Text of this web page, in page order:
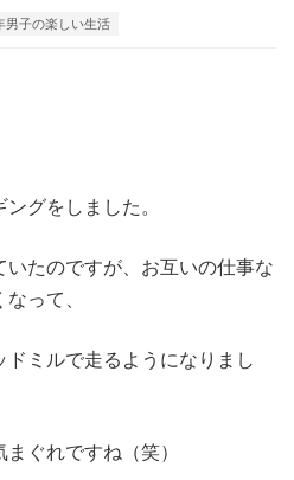
男子の楽しい生活
グをしました。
たのですが、お互いの仕事な
って、
ミルで走るようになりまし
ぐれですね（笑）